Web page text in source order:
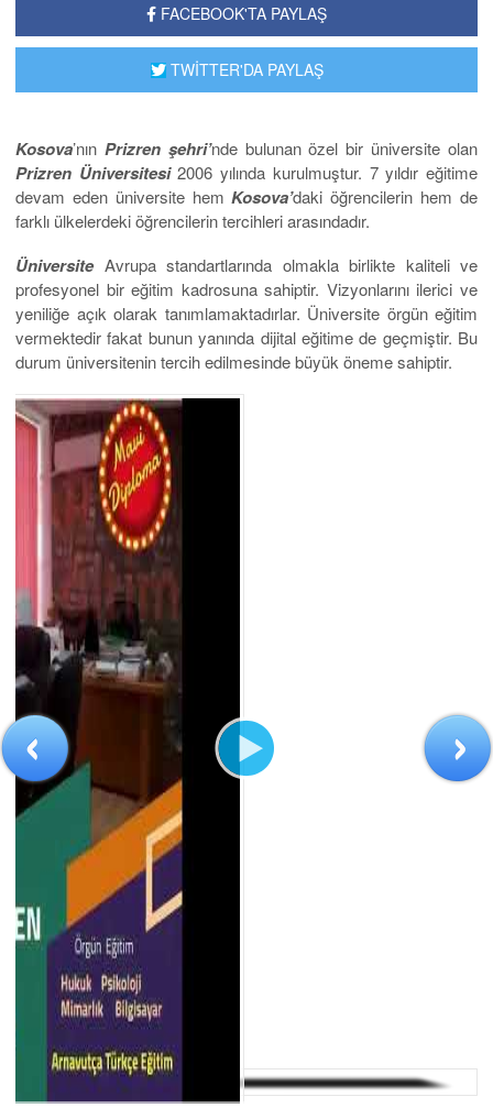
FACEBOOK'TA PAYLAŞ
TWİTTER'DA PAYLAŞ
Kosova’nın Prizren şehri’nde bulunan özel bir üniversite olan
Prizren Üniversitesi2006 yılında kurulmuştur. 7 yıldır eğitime
devam eden üniversite hemKosova’daki öğrencilerin hem de
farklı ülkelerdeki öğrencilerin tercihleri arasındadır.
Üniversite Avrupa standartlarında olmakla birlikte kaliteli ve
profesyonel bir eğitim kadrosuna sahiptir. Vizyonlarını ilerici ve
yeniliğe açık olarak tanımlamaktadırlar. Üniversite örgün eğitim
vermektedir fakat bunun yanında dijital eğitime de geçmiştir. Bu
durum üniversitenin tercih edilmesinde büyük öneme sahiptir.